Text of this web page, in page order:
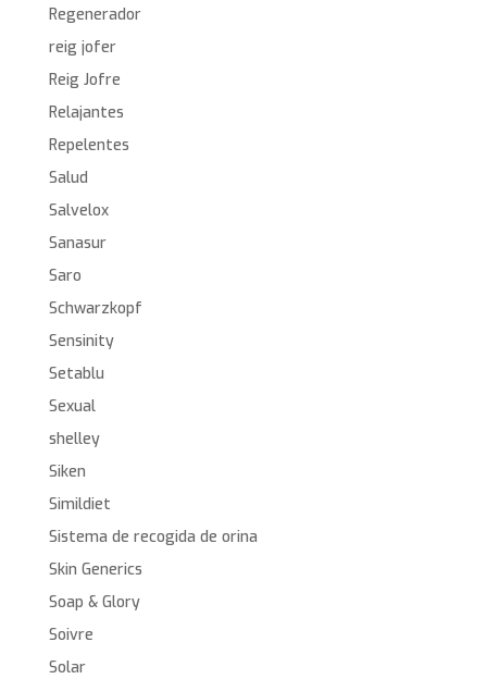
Regenerador
reig jofer
Reig Jofre
Relajantes
Repelentes
Salud
Salvelox
Sanasur
Saro
Schwarzkopf
Sensinity
Setablu
Sexual
shelley
Siken
Simildiet
Sistema de recogida de orina
Skin Generics
Soap & Glory
Soivre
Solar